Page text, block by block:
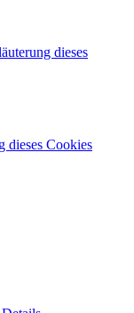
dieses
dieses Cookies